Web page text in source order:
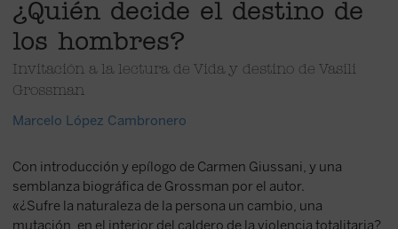
¿Quién decide el destino de
los hombres?
Invitación a la lectura de Vida y destino de Vasili
Grossman
Marcelo López Cambronero
Con introducción y epílogo de Carmen Giussani, y una
semblanza biográfica de Grossman por el autor.
«¿Sufre la naturaleza de la persona un cambio, una
mutación, en el interior del caldero de la violencia totalitaria?